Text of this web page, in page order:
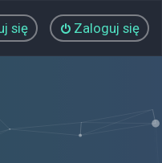
Zaloguj się
się